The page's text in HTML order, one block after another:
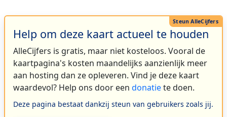
Help om deze kaart actueel te houden
AlleCijfers is gratis, maar niet kosteloos. Vooral de
kaartpagina's kosten maandelijks aanzienlijk meer
aan hosting dan ze opleveren. Vind je deze kaart
waardevol? Help ons door een donatiete doen.
Deze pagina bestaat dankzij steun van gebruikers zoals jij.